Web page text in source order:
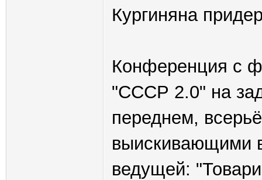
Кургиняна
Конференция с
"СССР 2.0" на
переднем,
выискивающими
ведущей: